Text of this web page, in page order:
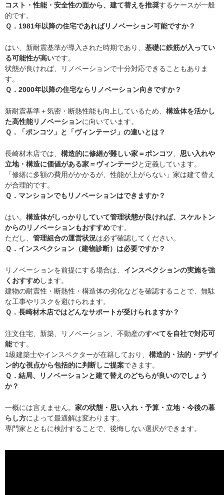
コスト・性能・安全性の面から、建て替えを推奨するケースが一般
的です。
Ｑ．1981年以降の住宅であればリノベーション可能ですか？
はい、新耐震基準が導入された時期であり、 基礎に鉄筋が入ってい
る可能性が高いです。
状態が良ければ、リノベーションで十分対応できることもありま
す。
Ｑ．2000年以降の住宅ならリノベーション向きですか？
新耐震基準＋気密・断熱性能も向上しているため、 構造体を活かし
た高性能リノベーションに向いています。
Ｑ．「ポンコツ」と「ヴィンテージ」の違いとは？
長崎材木店では、 構造的に修繕が難しい家＝ポンコツ
思い入れや
立地・構造に価値がある家＝ヴィンテージと定義しています。
「修繕に多額の費用がかかるが、性能が上がらない」家は建て替え
が合理的です。
Ｑ．マンションでもリノベーションはできますか？
はい。 構造体がしっかりしていて管理状態が良ければ、スケルトン
からのリノベーションもおすすめです。
ただし、 管理組合の運営状況は必ず確認してください。
Ｑ．インスペクション（建物診断）は必要ですか？
リノベーションを前提にする場合は、 インスペクションの実施を強
くおすすめします。
建物の耐震性・断熱性・構造体の劣化などを確認することで、無駄
な工事やリスクを避けられます。
Ｑ．長崎材木店ではどんなサポートが受けられますか？
注文住宅、新築、リノベーション、不動産のすべてを自社で対応可
能です。
1級建築士やインスペクターが在籍しており、 構造的・法的・デザイ
ン的な視点から包括的に判断しご提案できます。
Ｑ．結局、リノベーションと建て替えのどちらが良いのでしょう
か？
一概には言えません。 家の状態・思い入れ・予算・立地・今後の暮
らし方によって最適解は変わります。
専門家とともに検討することで、後悔しない選択ができます。